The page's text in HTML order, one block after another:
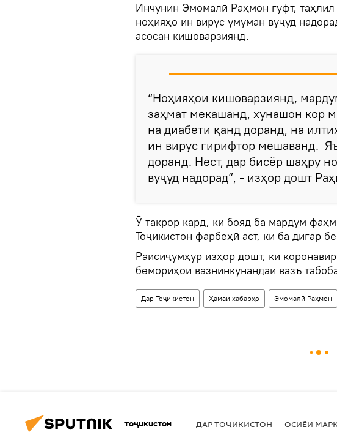
Инчунин Эмомалӣ Раҳмон гуфт, таҳлил
ноҳияҳо ин вирус умуман вуҷуд
асосан кишоварзиянд.
“Ноҳияҳои кишоварзиянд,
заҳмат мекашанд, хунашон кор
на диабети қанд доранд, на
ин вирус гирифтор мешаванд.
доранд. Нест, дар бисёр шаҳру
вуҷуд надорад”, - изҳор дошт
Ӯ такрор кард, ки бояд ба мардум
Тоҷикистон фарбеҳӣ аст, ки ба дигар
Раисиҷумҳур изҳор дошт, ки
бемориҳои вазнинкунандаи вазъ
Дар Тоҷикистон Ҳамаи хабарҳо Эмомалӣ Раҳмон
Тоҷикистон ДАР ТОҶИКИСТОН ОСИЁИ